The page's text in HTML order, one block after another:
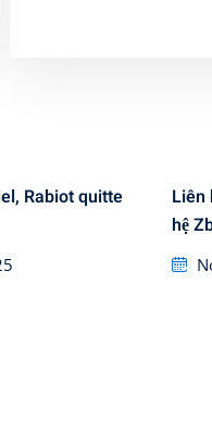
Rabiot quitte
Liên
hệ